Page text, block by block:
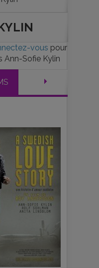
vous pour
Ann-Sofie Kylin